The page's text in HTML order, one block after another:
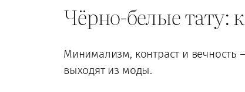
Чёрно-белые тату:
Минимализм, контраст и вечность
выходят из моды.